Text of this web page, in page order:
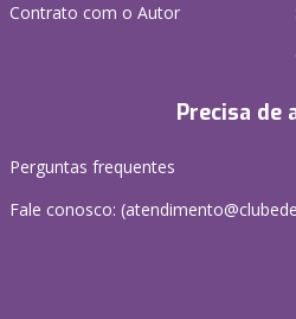
Contrato com o Autor
Precisa de
Perguntas frequentes
Fale conosco: (